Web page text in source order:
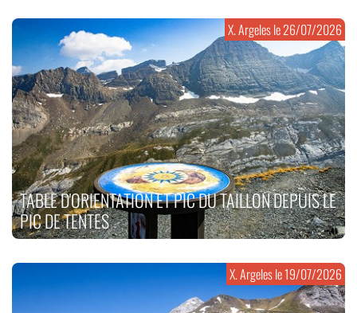
TABLE D'ORIENTATION ET PIC DU TAILLON DEPUIS LE
PIC DE TENTES
X. Argeles le26/07/2026
X. Argeles le19/07/2026